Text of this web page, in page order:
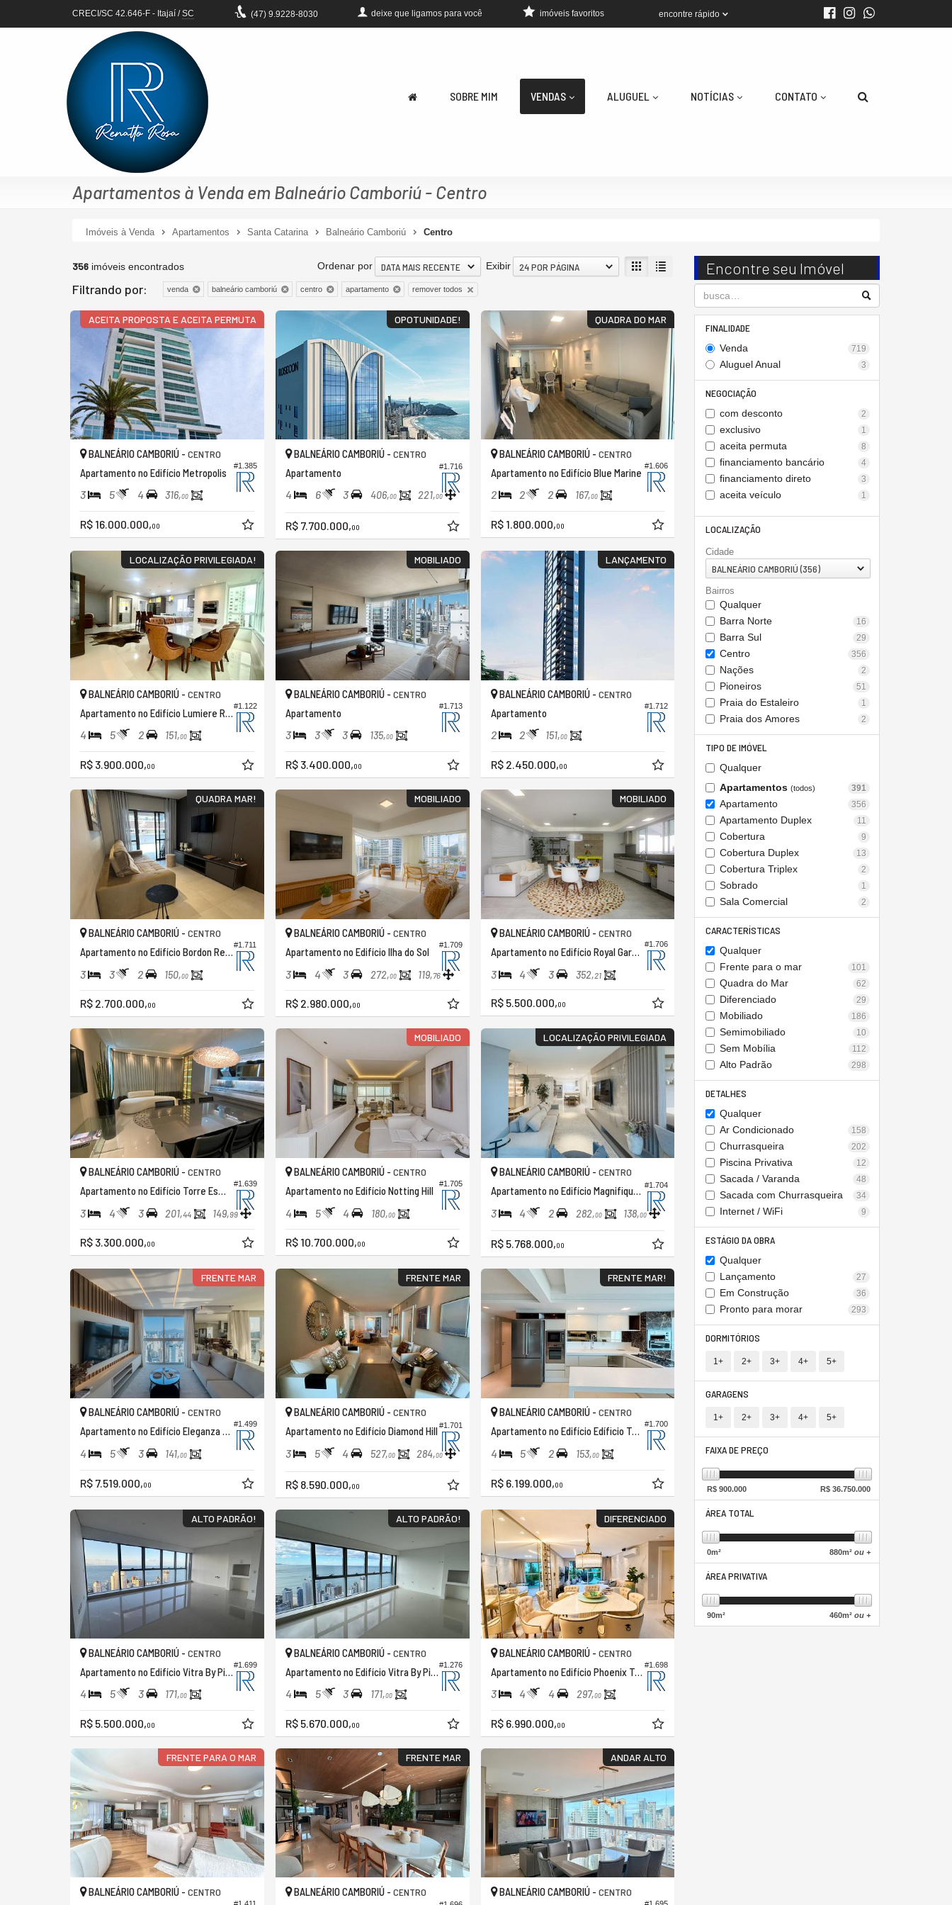
CRECI/SC 42.646-F - Itajaí /SC (47) 9.9228-8030 deixe que ligamos para você encontre rápido
imóveis favoritos
SOBRE MIM VENDAS ALUGUEL NOTÍCIAS CONTATO
Apartamentos à Venda em Balneário Camboriú - Centro
Imóveis à Venda Apartamentos Santa Catarina Balneário Camboriú Centro
Encontre seu Imóvel
FINALIDADE
Venda 719
Aluguel Anual 3
NEGOCIAÇÃO
com desconto 2
exclusivo 1
aceita permuta 8
financiamento bancário 4
financiamento direto 3
aceita veículo 1
LOCALIZAÇÃO
Cidade
BALNEÁRIO CAMBORIÚ (356)
Bairros
Qualquer
Barra Norte
16
Barra Sul 29
Centro 356
Nações 2
Pioneiros 51
Praia do Estaleiro 1
Praia dos Amores 2
TIPO DE IMÓVEL
Qualquer
Apartamentos (todos) 391
Apartamento 356
Apartamento Duplex 11
Cobertura 9
Cobertura Duplex 13
Cobertura Triplex 2
Sobrado 1
Sala Comercial 2
CARACTERÍSTICAS
Qualquer
Frente para o mar
101
Quadra do Mar 62
Diferenciado 29
Mobiliado 186
Semimobiliado 10
Sem Mobília 112
Alto Padrão 298
DETALHES
Qualquer
Ar Condicionado
158
Churrasqueira 202
Piscina Privativa 12
Sacada / Varanda 48
Sacada com Churrasqueira 34
Internet / WiFi 9
ESTÁGIO DA OBRA
Qualquer
Lançamento
27
Em Construção 36
Pronto para morar 293
DORMITÓRIOS
1+ 2+ 3+ 4+ 5+
GARAGENS
1+ 2+ 3+ 4+ 5+
FAIXA DE PREÇO
R$ 900.000 R$36.750.000
ÁREA TOTAL
0m² 880m²ou +
ÁREA PRIVATIVA
90m² 460m²ou +
356 imóveis encontrados Exibir 24 POR PÁGINA
Ordenar por DATA MAIS RECENTE
Filtrando por: venda balneário camboriú centro apartamento remover todos
ACEITA PROPOSTA E ACEITA PERMUTA
#1.385
BALNEÁRIO CAMBORIÚ - CENTRO
Apartamento no Edifício Metropolis
3 5 4 316,00
R$ 16.000.000,00
OPOTUNIDADE!
#1.716
BALNEÁRIO CAMBORIÚ - CENTRO
Apartamento
4 6 3 406,00 221,00
R$ 7.700.000,00
QUADRA DO MAR
#1.606
BALNEÁRIO CAMBORIÚ - CENTRO
Apartamento no Edifício Blue Marine
2 2 2 167,00
R$ 1.800.000,00
LOCALIZAÇÃO PRIVILEGIADA!
#1.122
BALNEÁRIO CAMBORIÚ - CENTRO
Apartamento no Edifício Lumiere Residence
4 5 2 151,00
R$ 3.900.000,00
MOBILIADO
#1.713
BALNEÁRIO CAMBORIÚ - CENTRO
Apartamento
3 3 3 135,00
R$ 3.400.000,00
LANÇAMENTO
#1.712
BALNEÁRIO CAMBORIÚ - CENTRO
Apartamento
2 2 151,00
R$ 2.450.000,00
QUADRA MAR!
#1.711
BALNEÁRIO CAMBORIÚ - CENTRO
Apartamento no Edifício Bordon Residencial
3 3 2 150,00
R$ 2.700.000,00
MOBILIADO
#1.709
BALNEÁRIO CAMBORIÚ - CENTRO
Apartamento no Edifício Ilha do Sol
3 4 3 272,00 119,76
R$ 2.980.000,00
MOBILIADO
#1.706
BALNEÁRIO CAMBORIÚ - CENTRO
Apartamento no Edifício Royal Garden
3 4 3 352,21
R$ 5.500.000,00
#1.639
BALNEÁRIO CAMBORIÚ - CENTRO
Apartamento no Edifício Torre Esmeralda
3 4 3 201,44 149,99
R$ 3.300.000,00
MOBILIADO
#1.705
BALNEÁRIO CAMBORIÚ - CENTRO
Apartamento no Edifício Notting Hill
4 5 4 180,00
R$ 10.700.000,00
LOCALIZAÇÃO PRIVILEGIADA
#1.704
BALNEÁRIO CAMBORIÚ - CENTRO
Apartamento no Edifício Magnifique Tower
3 4 2 282,00 138,00
R$ 5.768.000,00
FRENTE MAR
#1.499
BALNEÁRIO CAMBORIÚ - CENTRO
Apartamento no Edifício Eleganza Tower
4 5 3 141,00
R$ 7.519.000,00
FRENTE MAR
#1.701
BALNEÁRIO CAMBORIÚ - CENTRO
Apartamento no Edifício Diamond Hill
3 5 4 527,00 284,00
R$ 8.590.000,00
FRENTE MAR!
#1.700
BALNEÁRIO CAMBORIÚ - CENTRO
Apartamento no Edifício Edíficio Torre Atlântica
4 5 2 153,00
R$ 6.199.000,00
ALTO PADRÃO!
#1.699
BALNEÁRIO CAMBORIÚ - CENTRO
4 5 3 171,00
R$ 5.500.000,00
ALTO PADRÃO!
#1.276
BALNEÁRIO CAMBORIÚ - CENTRO
Apartamento no Edifício Vitra By Pininfarina
4 5 3 171,00
R$ 5.670.000,00
DIFERENCIADO
#1.698
BALNEÁRIO CAMBORIÚ - CENTRO
Apartamento no Edifício Phoenix Tower
3 4 4 297,00
R$ 6.990.000,00
FRENTE PARA O MAR
BALNEÁRIO CAMBORIÚ - CENTRO
FRENTE MAR
BALNEÁRIO CAMBORIÚ - CENTRO
ANDAR ALTO
BALNEÁRIO CAMBORIÚ - CENTRO